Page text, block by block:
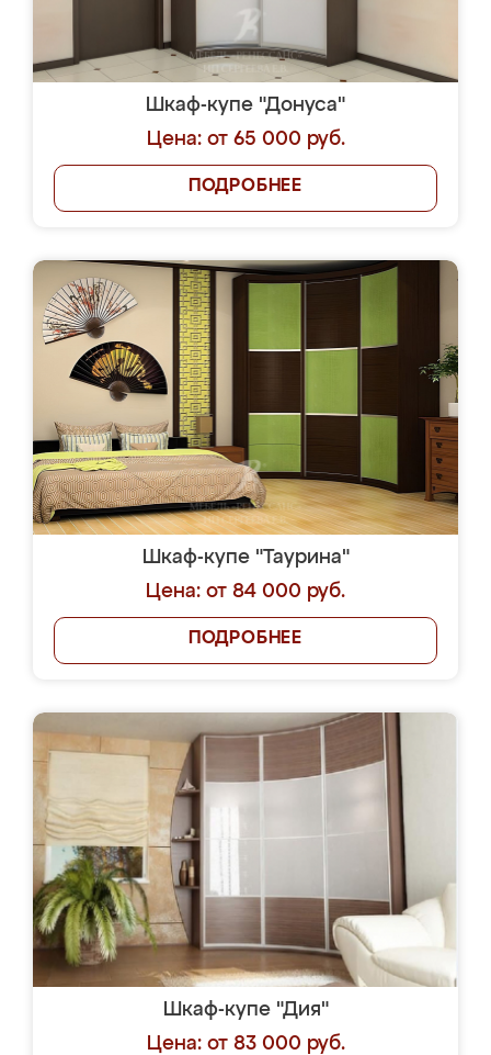
Шкаф-купе "Донуса"
Цена: от 65 000 руб.
ПОДРОБНЕЕ
Шкаф-купе "Таурина"
Цена: от 84 000 руб.
ПОДРОБНЕЕ
Шкаф-купе "Дия"
Цена: от 83 000 руб.